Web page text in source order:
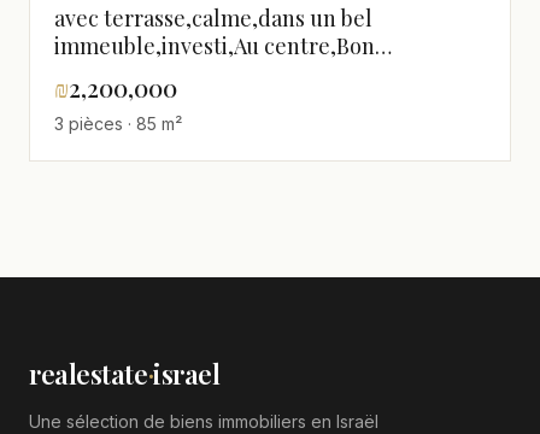
avec terrasse,calme,dans un bel
immeuble,investi,Au centre,Bon
calme,Haut standing,Luxueux,Proche de la
mer,A ne pas manquer !,agreable,bien
agencé,clair,spacieux,Bel
₪2,200,000
3 pièces · 85 m²
realestate·israel
Une sélection de biens immobiliers en Israël